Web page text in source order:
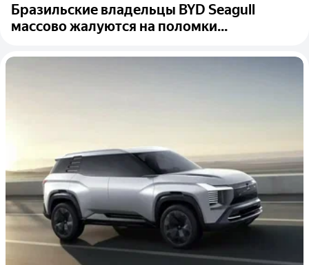
Бразильские владельцы BYD Seagull
массово жалуются на поломки...